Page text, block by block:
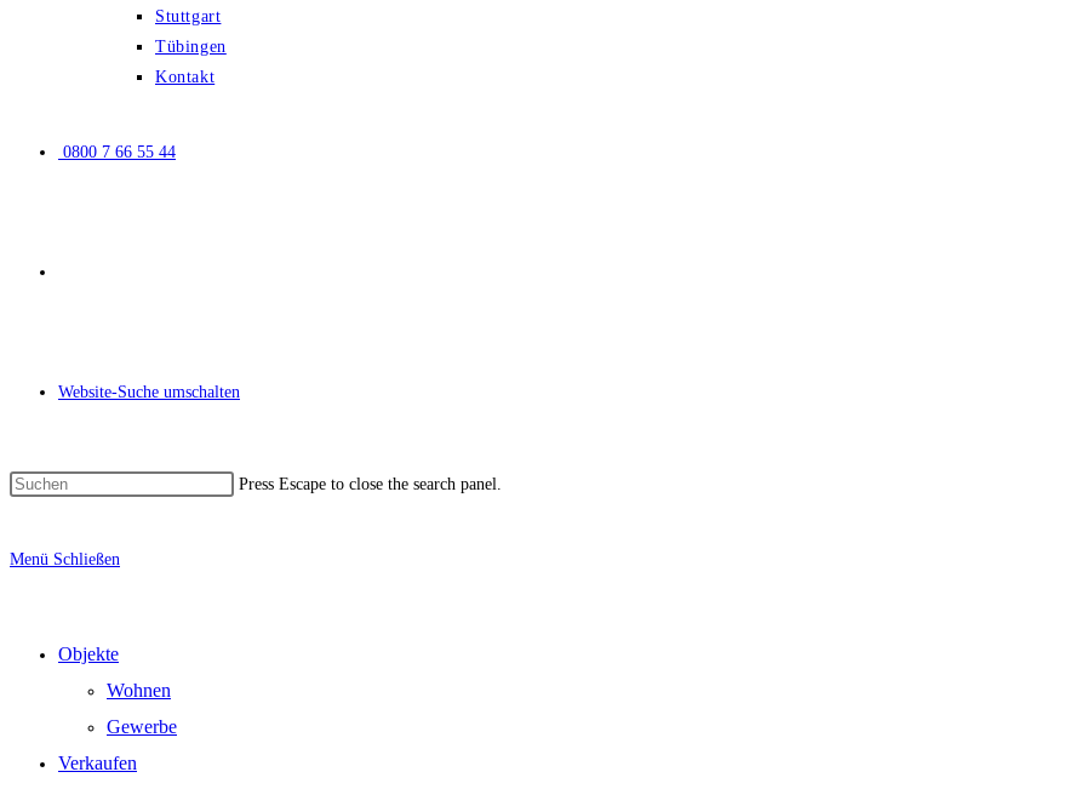
Stuttgart
Tübingen
Kontakt
0800 7 66 55 44
Website-Suche umschalten
Press Escape to close the search panel.
Menü Schließen
Objekte
Wohnen
Gewerbe
Verkaufen